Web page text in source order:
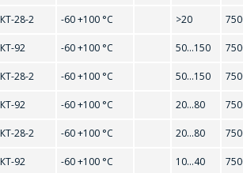
BD138
BD140
BD234
КТ-28-2 -60 +100 °С >20
КТ-92 -60 +100 °С 50...150
КТ-28-2 -60 +100 °С 50...150
КТ-92 -60 +100 °С 20...80
КТ-28-2 -60 +100 °С 20...80
КТ-92 -60 +100 °С 10...40
сотрудники компании
вопросам стоимости
Организация*
Ваше имя